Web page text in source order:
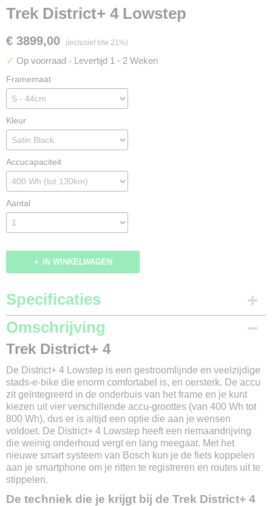
Trek District+ 4 Lowstep
€ 3899,00 (inclusief btw 21%)
✓ Op voorraad - Levertijd 1 - 2 Weken
Framemaat
Kleur
Accucapaciteit
Aantal
IN WINKELWAGEN
Specificaties
Productcode
150-814
Merk
Model
District+ 4
Modeljaar
2024
Framemaat
S / M / L / XL
Kleur
Satin Black / Pennyflake
Versnellingen
Shimano Nexus 5
Omschrijving
Trek District+ 4
De District+ 4 Lowstep is een gestroomlijnde en veelzijdige
stads-e-bike die enorm comfortabel is, en oersterk. De accu
zit geïntegreerd in de onderbuis van het frame en je kunt
kiezen uit vier verschillende accu-groottes (van 400 Wh tot
800 Wh), dus er is altijd een optie die aan je wensen
voldoet. De District+ 4 Lowstep heeft een riemaandrijving
die weinig onderhoud vergt en lang meegaat. Met het
nieuwe smart systeem van Bosch kun je de fiets koppelen
aan je smartphone om je ritten te registreren en routes uit te
stippelen.
De techniek die je krijgt bij de Trek District+ 4